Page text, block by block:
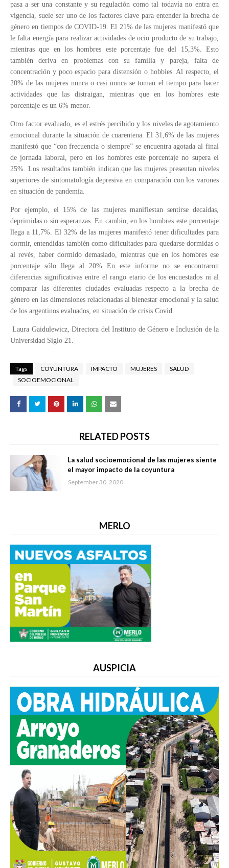
pasa a ser una constante y su regulación como tal todavía no entra en
vigencia, suele ser uno de los factores clave para entender la brecha de
género en tiempos de COVID-19. El 21% de las mujeres manifestó que
le falta energía para realizar actividades de ocio producto de su trabajo,
mientras que en los hombres este porcentaje fue del 15,3%. Esto
también deriva en problemas con su familia y pareja, falta de
concentración y poco espacio para distensión o hobbies. Al respecto, el
20% de las mujeres nunca o casi nunca se toman el tiempo para hacer
actividades que las distraigan, mientras que en los hombres este
porcentaje es un 6% menor.
Otro factor evaluado, es el estrés percibido y los niveles de agotamiento
emocional durante la situación de cuarentena. El 31,6% de las mujeres
manifestó que “con frecuencia o siempre” se encuentra agotada al final
de jornada laboral, pero en los hombres este porcentaje no supera el
25%. Los resultados también indican que las mujeres presentan niveles
superiores de sintomatología depresiva en comparación con los varones
en situación de pandemia.
Por ejemplo, el 15% de las mujeres manifiestan sentirse decaídas,
deprimidas o sin esperanzas. En cambio, en los hombres este porcentaje
llega a 11,7%. El 32% de las mujeres manifestó tener dificultades para
dormir, entendidas también como dificultades para quedarse dormidas o
al revés, haber dormido demasiado, mientras que en los hombres ese
porcentaje sólo llega al 20% En este informe no se encontraron
diferencias significativas entre el rango etario de los encuestados ni al
comparar las diferentes ciudades evaluadas respecto a la brecha de
género en las dimensiones relacionadas al bienestar emocional y la salud
de los argentinos evaluados, en situación de crisis Covid.
Laura Gaidulewicz, Directora del Instituto de Género e Inclusión de la
Universidad Siglo 21.
Tags COYUNTURA IMPACTO MUJERES
SALUD
SOCIOEMOCIONAL
RELATED POSTS
La salud socioemocional de las mujeres siente
el mayor impacto de la coyuntura
September 30, 2020
MERLO
AUSPICIA